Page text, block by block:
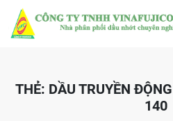
THẺ: DẦU TRUYỀN
140